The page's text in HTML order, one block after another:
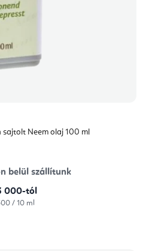
Neem olaj 100 ml
belül szállítunk
000-tól
/ 10 ml